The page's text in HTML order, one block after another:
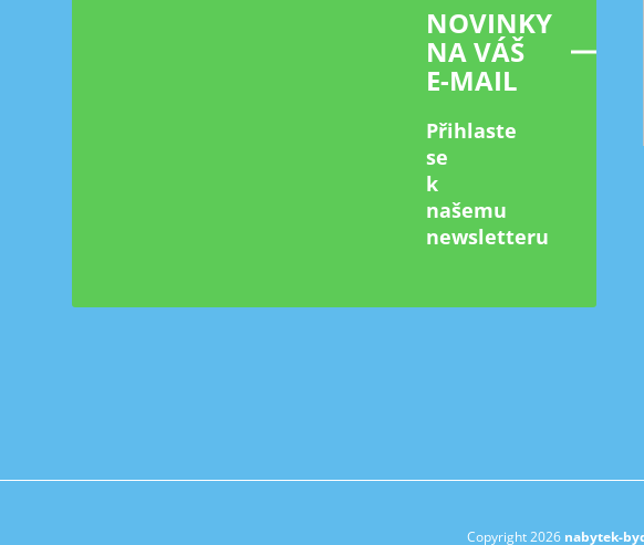
NOVINKY
NA VÁŠ
E-MAIL
Přihlaste
se
k
našemu
newsletteru
Copyright 2026 nabytek-